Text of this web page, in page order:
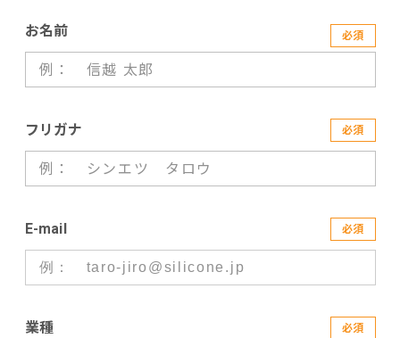
お名前 必須
フリガナ 必須
E-mail 必須
業種 必須